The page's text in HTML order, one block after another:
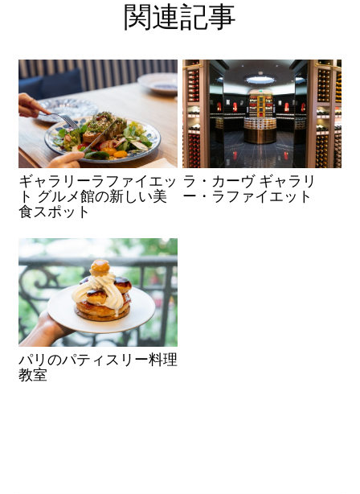
関連記事
ギャラリーラファイエッ
ト グルメ館の新しい美
食スポット
ラ・カーヴ ギャラリ
ー・ラファイエット
パリのパティスリー料理
教室